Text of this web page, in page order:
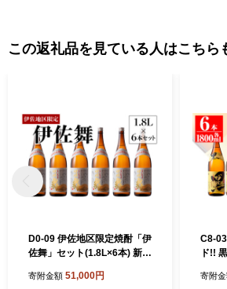
この返礼品を見ている人はこちら
D0-09 伊佐地区限定焼酎「伊
佐舞」セット(1.8L×6本) 新酵
納税 伊佐市 特産品 鹿児島 本
寄附金額 51,000円
C8-
ド!!
品 鹿
寄附